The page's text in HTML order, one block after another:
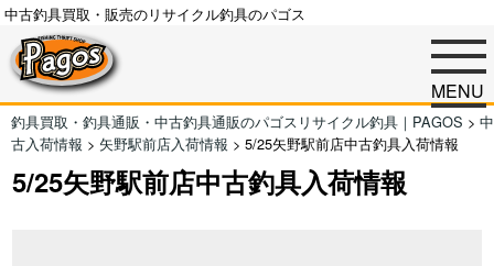
中古釣具買取・販売のリサイクル釣具のパゴス
MENU
釣具買取・釣具通販・中古釣具通販のパゴスリサイクル釣具｜PAGOS > 中
古入荷情報 > 矢野駅前店入荷情報 > 5/25矢野駅前店中古釣具入荷情報
5/25矢野駅前店中古釣具入荷情報